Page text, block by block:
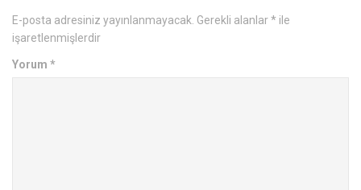
E-posta adresiniz yayınlanmayacak. Gerekli alanlar* ile
işaretlenmişlerdir
Yorum *